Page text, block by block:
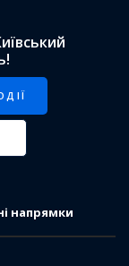
напрямки